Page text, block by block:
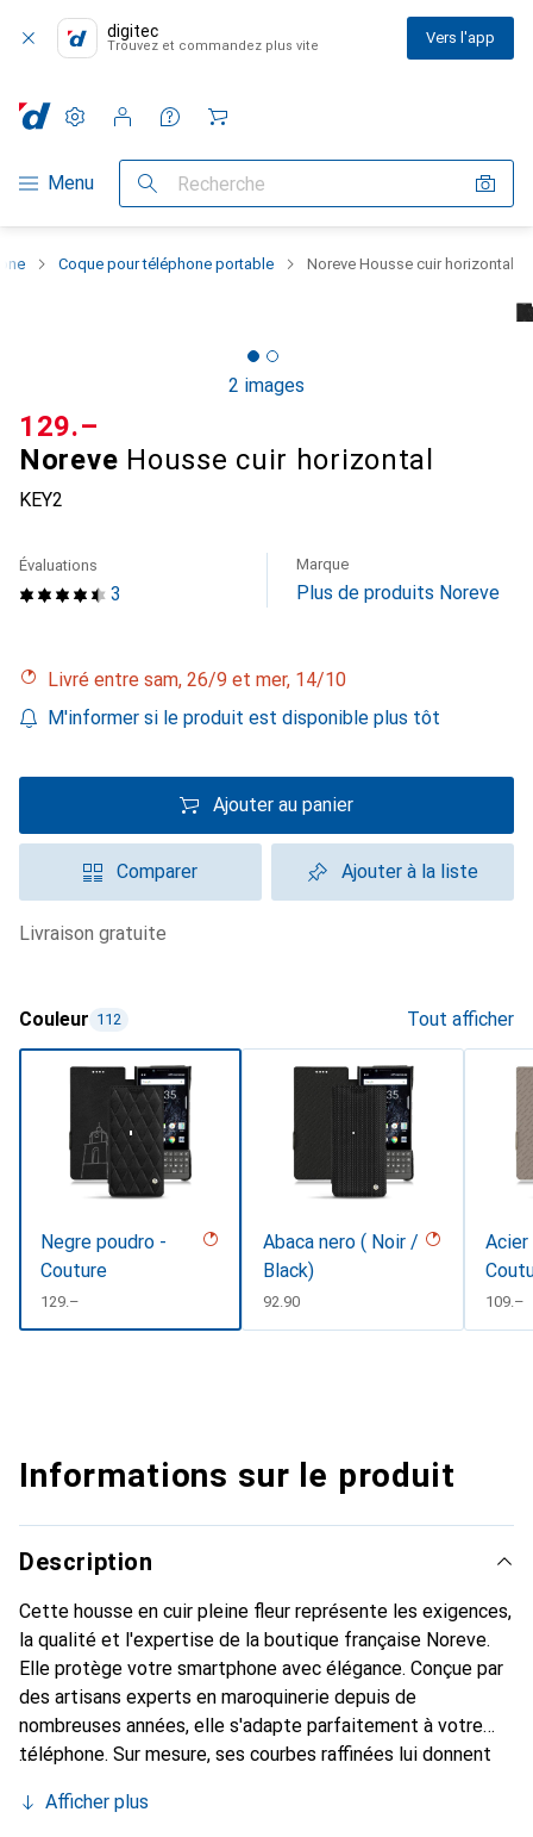
digitec
Trouvez et commandez plus vite Vers l'app
Navigation par catégorie
Menu Recherche
Paramètres
Compte client
Listes de comparaison
Listes d'envies
Panier
Coque pour téléphone portable Noreve Housse cuir horizontal
2 images
Noreve Housse cuir horizontal
KEY2
CHF
129.–
3
Évaluations Marque
Plus de produits Noreve
Livré entre sam, 26/9 et mer, 14/10
M'informer si le produit est disponible plus tôt
Ajouter au panier
Comparer Ajouter à la liste
livraison gratuite
Couleur 112 Tout afficher
Negre poudro -
Couture
CHF
129.–
Abaca nero ( Noir /
Black)
CHF
92.90 CHF
109.–
Informations sur le produit
Description
Cette housse en cuir pleine fleur représente les exigences,
la qualité et l'expertise de la boutique française Noreve.
Elle protège votre smartphone avec élégance. Conçue par
des artisans experts en maroquinerie depuis de
nombreuses années, elle s'adapte parfaitement à votre
téléphone. Sur mesure, ses courbes raffinées lui donnent
chic et indispensable pour votre smartphone. Reconnaître
Afficher plus